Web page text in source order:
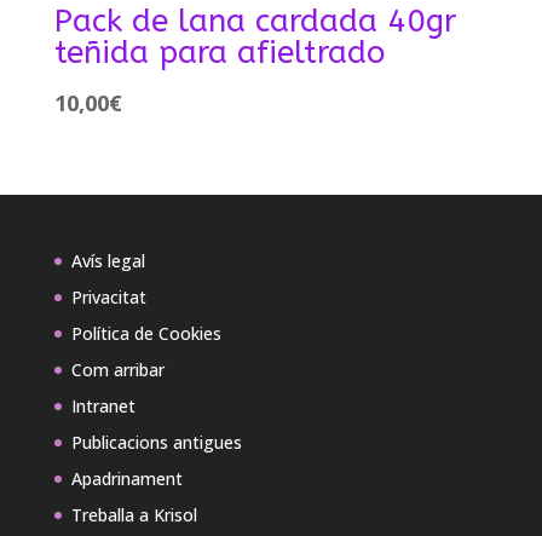
Pack de lana cardada 40gr
teñida para afieltrado
10,00€
Avís legal
Privacitat
Política de Cookies
Com arribar
Intranet
Publicacions antigues
Apadrinament
Treballa a Krisol